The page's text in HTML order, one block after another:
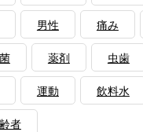
男性 痛み
薬剤 虫歯
運動 飲料水
者